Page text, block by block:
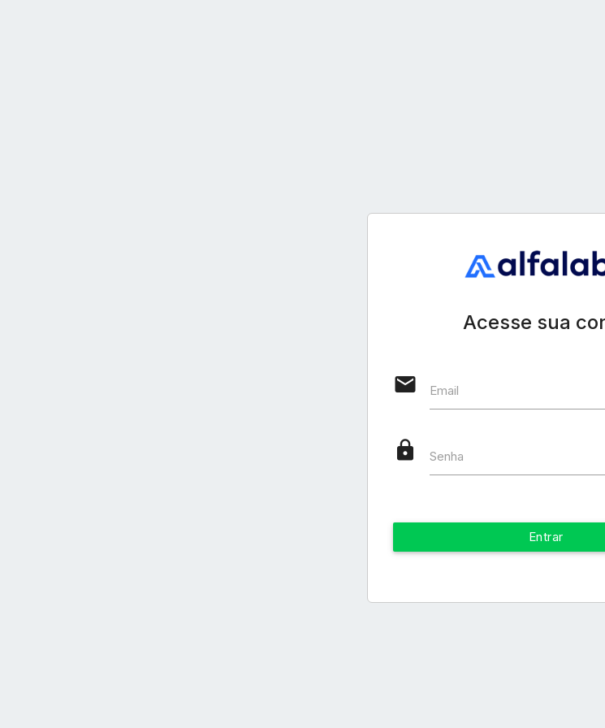
Acesse sua
email Email
lock Senha
Entrar